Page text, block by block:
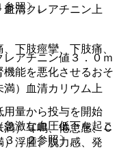
参照〕。
アチニン値３．０ｍ
能を悪化させるおそ
量から投与を開始
激な血圧低下を起こ
３．２参照〕。
清クレアチニン上
下肢痙攣、下肢痛、
）血清カリウム上
）耳鳴、倦怠感、Ｃ
浮腫、脱力感、発